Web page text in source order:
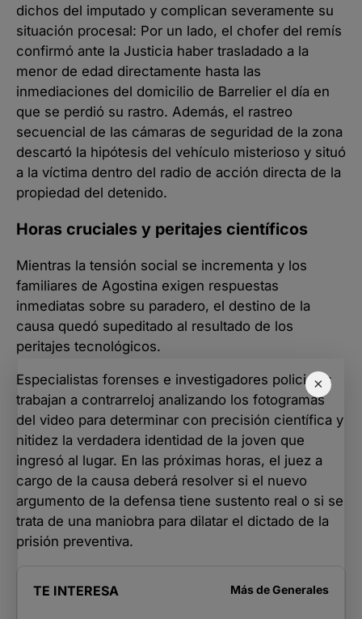
×
dichos del imputado y complican severamente su
situación procesal: Por un lado, el chofer del remís
confirmó ante la Justicia haber trasladado a la
menor de edad directamente hasta las
inmediaciones del domicilio de Barrelier el día en
que se perdió su rastro. Además, el rastreo
secuencial de las cámaras de seguridad de la zona
descartó la hipótesis del vehículo misterioso y situó
a la víctima dentro del radio de acción directa de la
propiedad del detenido.
Horas cruciales y peritajes científicos
Mientras la tensión social se incrementa y los
familiares de Agostina exigen respuestas
inmediatas sobre su paradero, el destino de la
causa quedó supeditado al resultado de los
peritajes tecnológicos.
Especialistas forenses e investigadores policiales
trabajan a contrarreloj analizando los fotogramas
del video para determinar con precisión científica y
nitidez la verdadera identidad de la joven que
ingresó al lugar. En las próximas horas, el juez a
cargo de la causa deberá resolver si el nuevo
argumento de la defensa tiene sustento real o si se
trata de una maniobra para dilatar el dictado de la
prisión preventiva.
TE INTERESA Más deGenerales